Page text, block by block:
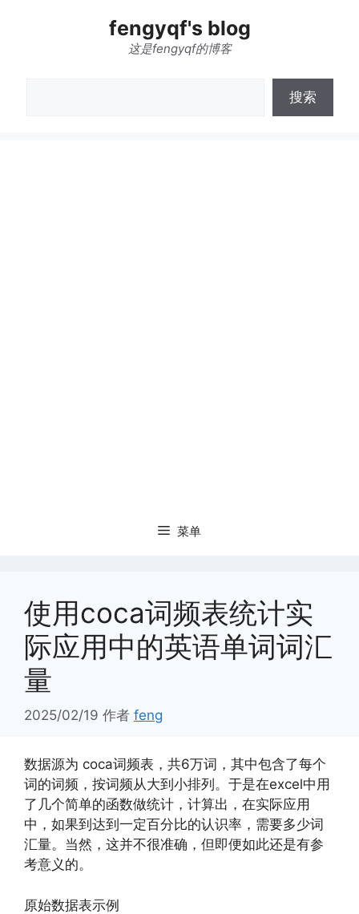
fengyqf's blog
这是fengyqf的博客
搜索
菜单
使用coca词频表统计实
际应用中的英语单词词汇
量
2025/02/19 作者 feng
数据源为 coca词频表，共6万词，其中包含了每个
词的词频，按词频从大到小排列。于是在excel中用
了几个简单的函数做统计，计算出，在实际应用
中，如果到达到一定百分比的认识率，需要多少词
汇量。当然，这并不很准确，但即便如此还是有参
考意义的。
原始数据表示例